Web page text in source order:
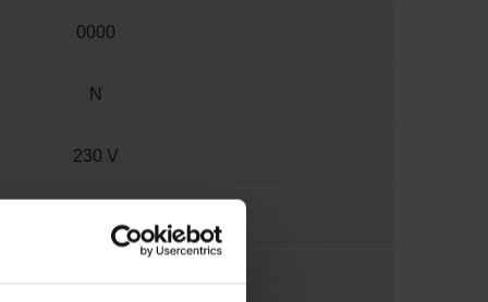
0000
N
230 V
M